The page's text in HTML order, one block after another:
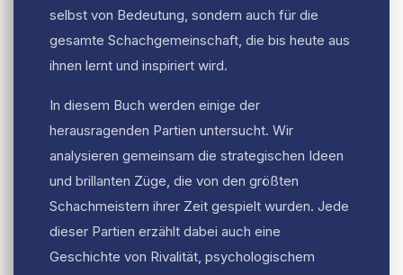
selbst von Bedeutung, sondern auch für die
gesamte Schachgemeinschaft, die bis heute aus
ihnen lernt und inspiriert wird.
In diesem Buch werden einige der
herausragenden Partien untersucht. Wir
analysieren gemeinsam die strategischen Ideen
und brillanten Züge, die von den größten
Schachmeistern ihrer Zeit gespielt wurden. Jede
dieser Partien erzählt dabei auch eine
Geschichte von Rivalität, psychologischem